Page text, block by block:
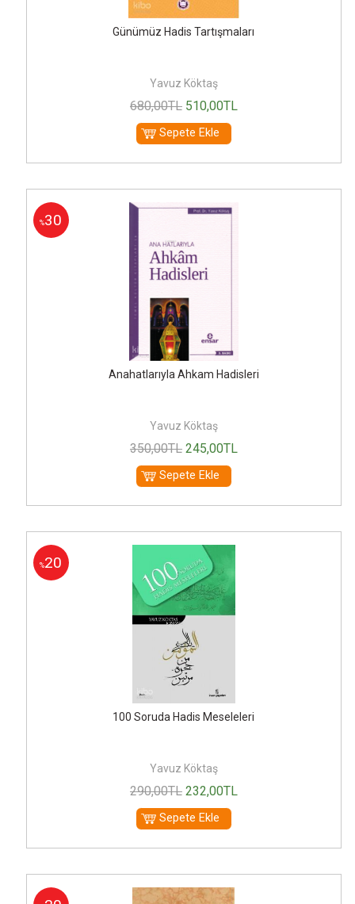
Günümüz Hadis Tartışmaları
Yavuz Köktaş
680,00TL 510,00TL
Sepete Ekle
%30
Anahatlarıyla Ahkam Hadisleri
Yavuz Köktaş
350,00TL 245,00TL
Sepete Ekle
%20
100 Soruda Hadis Meseleleri
Yavuz Köktaş
290,00TL 232,00TL
Sepete Ekle